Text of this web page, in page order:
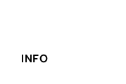
INFO